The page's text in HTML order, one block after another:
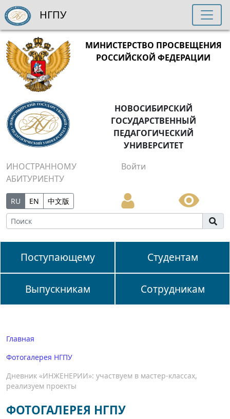
МИНИСТЕРСТВО ПРОСВЕЩЕНИЯ
РОССИЙСКОЙ ФЕДЕРАЦИИ
НОВОСИБИРСКИЙ
ГОСУДАРСТВЕННЫЙ
ПЕДАГОГИЧЕСКИЙ
УНИВЕРСИТЕТ
ИНОСТРАННОМУ
АБИТУРИЕНТУ
Войти
RU EN 中文版
Поступающему Студентам
Выпускникам Сотрудникам
НГПУ
Главная
Фотогалерея НГПУ
Дневник «ИНЖЕНЕРИИ»: участвуем в мастер-классах,
реализуем проекты
ФОТОГАЛЕРЕЯ НГПУ